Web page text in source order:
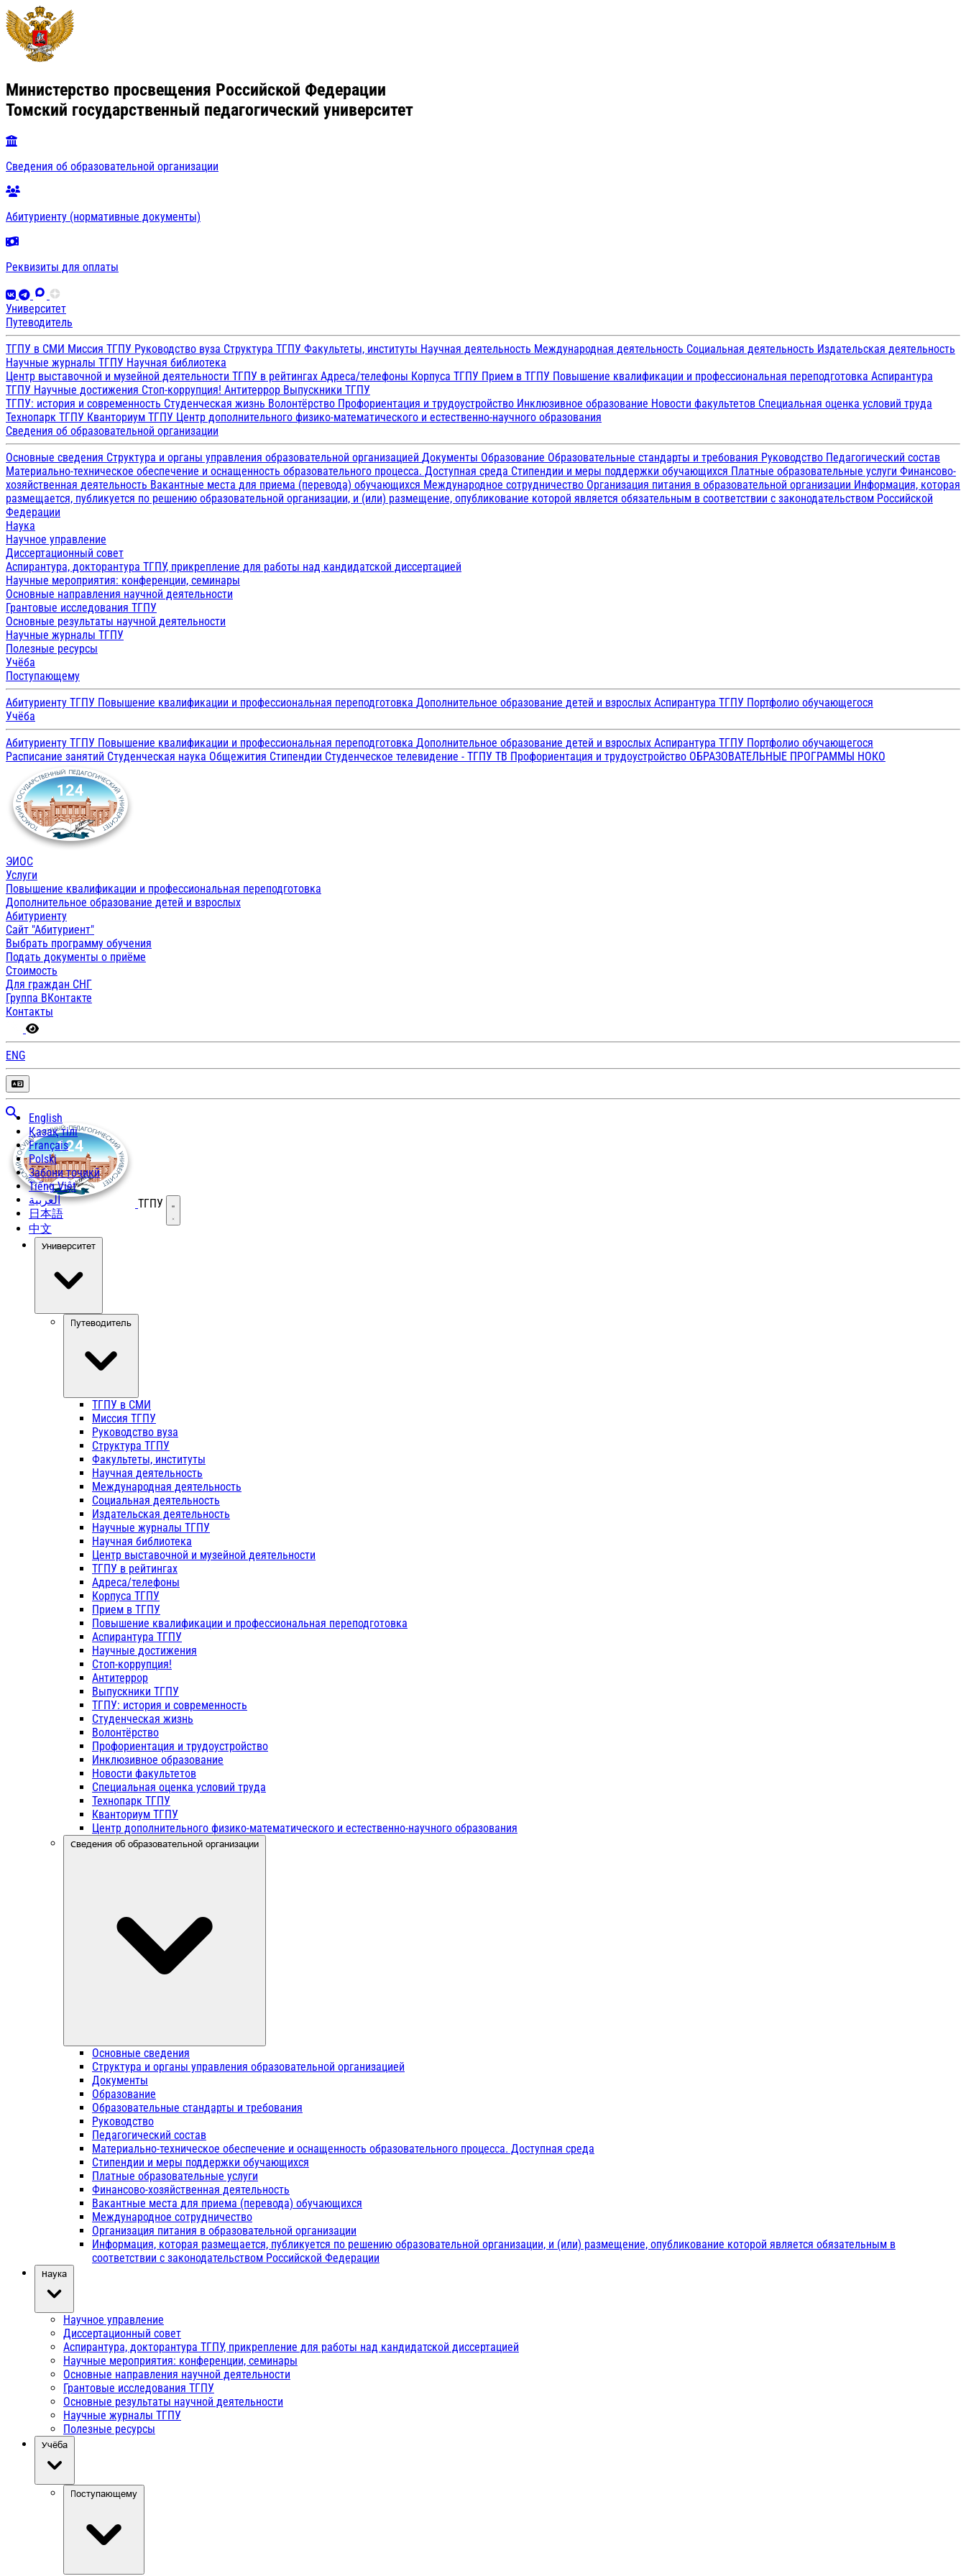
Министерство просвещения Российской Федерации
Томский государственный педагогический университет
Сведения об образовательной организации
Абитуриенту (нормативные документы)
Реквизиты для оплаты
Университет
Путеводитель
ТГПУ в СМИ Миссия ТГПУ Руководство вуза Структура ТГПУ Факультеты, институты Научная деятельность Международная деятельность Социальная деятельность Издательская деятельность
Научные журналы ТГПУ Научная библиотека
Центр выставочной и музейной деятельности ТГПУ в рейтингах Адреса/телефоны Корпуса ТГПУ Прием в ТГПУ Повышение квалификации и профессиональная переподготовка Аспирантура
ТГПУ Научные достижения Стоп-коррупция! Антитеррор Выпускники ТГПУ
ТГПУ: история и современность Студенческая жизнь Волонтёрство Профориентация и трудоустройство Инклюзивное образование Новости факультетов Специальная оценка условий труда
Технопарк ТГПУ Кванториум ТГПУ Центр дополнительного физико-математического и естественно-научного образования
Сведения об образовательной организации
Основные сведения Структура и органы управления образовательной организацией Документы Образование Образовательные стандарты и требования Руководство Педагогический состав
Материально-техническое обеспечение и оснащенность образовательного процесса. Доступная среда Стипендии и меры поддержки обучающихся Платные образовательные услуги Финансово-
хозяйственная деятельность Вакантные места для приема (перевода) обучающихся Международное сотрудничество Организация питания в образовательной организации Информация, которая
размещается, публикуется по решению образовательной организации, и (или) размещение, опубликование которой является обязательным в соответствии с законодательством Российской
Федерации
Наука
Научное управление
Диссертационный совет
Аспирантура, докторантура ТГПУ, прикрепление для работы над кандидатской диссертацией
Научные мероприятия: конференции, семинары
Основные направления научной деятельности
Грантовые исследования ТГПУ
Основные результаты научной деятельности
Научные журналы ТГПУ
Полезные ресурсы
Учёба
Поступающему
Абитуриенту ТГПУ Повышение квалификации и профессиональная переподготовка Дополнительное образование детей и взрослых Аспирантура ТГПУ Портфолио обучающегося
Учёба
Абитуриенту ТГПУ Повышение квалификации и профессиональная переподготовка Дополнительное образование детей и взрослых Аспирантура ТГПУ Портфолио обучающегося
Расписание занятий Студенческая наука Общежития Стипендии Студенческое телевидение - ТГПУ ТВ Профориентация и трудоустройство ОБРАЗОВАТЕЛЬНЫЕ ПРОГРАММЫ НОКО
ЭИОС
Услуги
Повышение квалификации и профессиональная переподготовка
Дополнительное образование детей и взрослых
Абитуриенту
Сайт "Абитуриент"
Выбрать программу обучения
Подать документы о приёме
Стоимость
Для граждан СНГ
Группа ВКонтакте
Контакты
ENG
English
Қазақ тілі
Français
Polski
Забони тоҷикӣ
Tiếng Việt
العربية
日本語
中文
ТГПУ Открыть меню
Университет
Путеводитель
ТГПУ в СМИ
Миссия ТГПУ
Руководство вуза
Структура ТГПУ
Факультеты, институты
Научная деятельность
Международная деятельность
Социальная деятельность
Издательская деятельность
Научные журналы ТГПУ
Научная библиотека
Центр выставочной и музейной деятельности
ТГПУ в рейтингах
Адреса/телефоны
Корпуса ТГПУ
Прием в ТГПУ
Повышение квалификации и профессиональная переподготовка
Аспирантура ТГПУ
Научные достижения
Стоп-коррупция!
Антитеррор
Выпускники ТГПУ
ТГПУ: история и современность
Студенческая жизнь
Волонтёрство
Профориентация и трудоустройство
Инклюзивное образование
Новости факультетов
Специальная оценка условий труда
Технопарк ТГПУ
Кванториум ТГПУ
Центр дополнительного физико-математического и естественно-научного образования
Сведения об образовательной организации
Основные сведения
Структура и органы управления образовательной организацией
Документы
Образование
Образовательные стандарты и требования
Руководство
Педагогический состав
Материально-техническое обеспечение и оснащенность образовательного процесса. Доступная среда
Стипендии и меры поддержки обучающихся
Платные образовательные услуги
Финансово-хозяйственная деятельность
Вакантные места для приема (перевода) обучающихся
Международное сотрудничество
Организация питания в образовательной организации
Информация, которая размещается, публикуется по решению образовательной организации, и (или) размещение, опубликование которой является обязательным в
соответствии с законодательством Российской Федерации
Наука
Научное управление
Диссертационный совет
Аспирантура, докторантура ТГПУ, прикрепление для работы над кандидатской диссертацией
Научные мероприятия: конференции, семинары
Основные направления научной деятельности
Грантовые исследования ТГПУ
Основные результаты научной деятельности
Научные журналы ТГПУ
Полезные ресурсы
Учёба
Поступающему